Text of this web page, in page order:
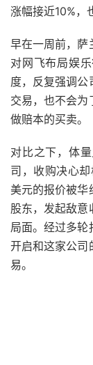
涨幅接近10%，
早在一周前，萨
对网飞布局娱
度，反复强调
交易，也不会
做赔本的买卖。
对比之下，体
司，收购决心
美元的报价被华
股东，发起敌
局面。经过多
开启和这家公司
易。